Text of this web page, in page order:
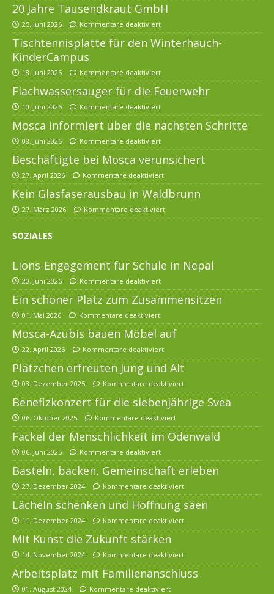
20 Jahre Tausendkraut GmbH
25. Juni 2026 Kommentare deaktiviert
Tischtennisplatte für den Winterhauch-
KinderCampus
18. Juni 2026 Kommentare deaktiviert
Flachwassersauger für die Feuerwehr
10. Juni 2026 Kommentare deaktiviert
Mosca informiert über die nächsten Schritte
08. Juni 2026 Kommentare deaktiviert
Beschäftigte bei Mosca verunsichert
27. April 2026 Kommentare deaktiviert
Kein Glasfaserausbau in Waldbrunn
27. März 2026 Kommentare deaktiviert
SOZIALES
Lions-Engagement für Schule in Nepal
20. Juni 2026 Kommentare deaktiviert
Ein schöner Platz zum Zusammensitzen
01. Mai 2026 Kommentare deaktiviert
Mosca-Azubis bauen Möbel auf
22. April 2026 Kommentare deaktiviert
Plätzchen erfreuten Jung und Alt
03. Dezember 2025 Kommentare deaktiviert
Benefizkonzert für die siebenjährige Svea
06. Oktober 2025 Kommentare deaktiviert
Fackel der Menschlichkeit im Odenwald
06. Juni 2025 Kommentare deaktiviert
Basteln, backen, Gemeinschaft erleben
27. Dezember 2024 Kommentare deaktiviert
Lächeln schenken und Hoffnung säen
11. Dezember 2024 Kommentare deaktiviert
Mit Kunst die Zukunft stärken
14. November 2024 Kommentare deaktiviert
Arbeitsplatz mit Familienanschluss
01. August 2024 Kommentare deaktiviert